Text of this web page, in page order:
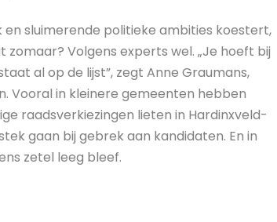
sluimerende politieke ambities koestert,
Volgens experts wel. „Je hoeft bij
al op de lijst”, zegt Anne Graumans,
Vooral in kleinere gemeenten hebben
raadsverkiezingen lieten in Hardinxveld-
gaan bij gebrek aan kandidaten. En in
zetel leeg bleef.